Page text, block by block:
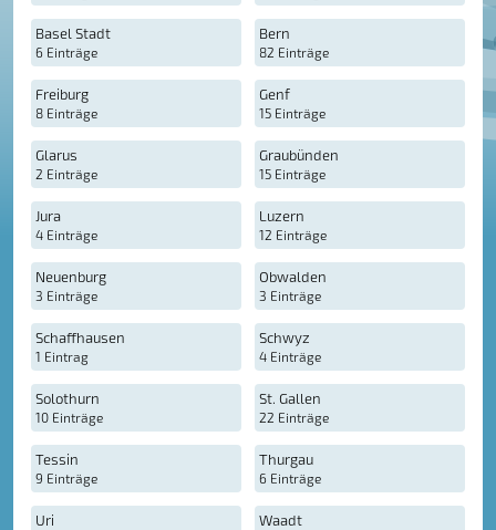
Basel Stadt
6 Einträge
Bern
82 Einträge
Freiburg
8 Einträge
Genf
15 Einträge
Glarus
2 Einträge
Graubünden
15 Einträge
Jura
4 Einträge
Luzern
12 Einträge
Neuenburg
3 Einträge
Obwalden
3 Einträge
Schaffhausen
1 Eintrag
Schwyz
4 Einträge
Solothurn
10 Einträge
St. Gallen
22 Einträge
Tessin
9 Einträge
Thurgau
6 Einträge
Uri Waadt